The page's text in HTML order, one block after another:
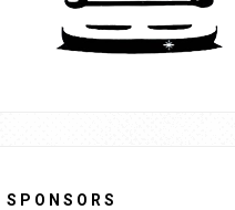
SPONSORS